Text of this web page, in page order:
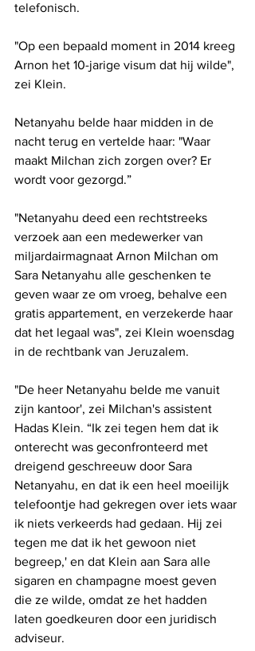
telefonisch.
"Op een bepaald moment in 2014 kreeg
Arnon het 10-jarige visum dat hij wilde",
zei Klein.
Netanyahu belde haar midden in de
nacht terug en vertelde haar: "Waar
maakt Milchan zich zorgen over? Er
wordt voor gezorgd.”
"Netanyahu deed een rechtstreeks
verzoek aan een medewerker van
miljardairmagnaat Arnon Milchan om
Sara Netanyahu alle geschenken te
geven waar ze om vroeg, behalve een
gratis appartement, en verzekerde haar
dat het legaal was", zei Klein woensdag
in de rechtbank van Jeruzalem.
"De heer Netanyahu belde me vanuit
zijn kantoor', zei Milchan's assistent
Hadas Klein. “Ik zei tegen hem dat ik
onterecht was geconfronteerd met
dreigend geschreeuw door Sara
Netanyahu, en dat ik een heel moeilijk
telefoontje had gekregen over iets waar
ik niets verkeerds had gedaan. Hij zei
tegen me dat ik het gewoon niet
begreep,' en dat Klein aan Sara alle
sigaren en champagne moest geven
die ze wilde, omdat ze het hadden
laten goedkeuren door een juridisch
adviseur.